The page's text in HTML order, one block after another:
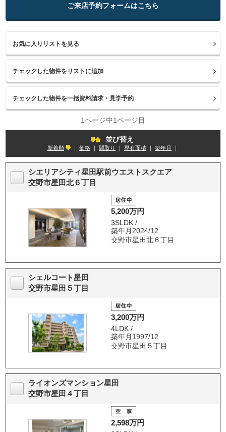
ご来店予約フォームはこちら
お気に入りリストを見る
1ページ中1ページ目
並び替え
新着順 価格 間取り 専有面積 築年月
シエリアシティ星田駅前ウエストスクエア
交野市星田北６丁目
5,200万円
3SLDK /
築年月2024/12
交野市星田北６丁目
シェルコート星田
交野市星田５丁目
3,200万円
4LDK /
築年月1997/12
交野市星田５丁目
ライオンズマンション星田
交野市星田４丁目
2,598万円